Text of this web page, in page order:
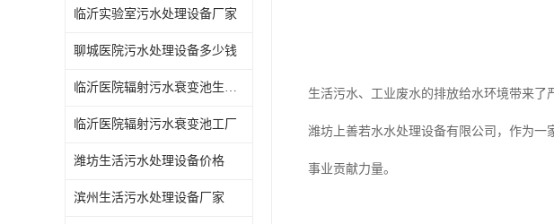
临沂实验室污水处理设备厂家
聊城医院污水处理设备多少钱
临沂医院辐射污水衰变池生产厂家
临沂医院辐射污水衰变池工厂
潍坊生活污水处理设备价格
滨州生活污水处理设备厂家
生活污水、工业废水的排放给水环境带来了
潍坊上善若水水处理设备有限公司，作为
事业贡献力量。